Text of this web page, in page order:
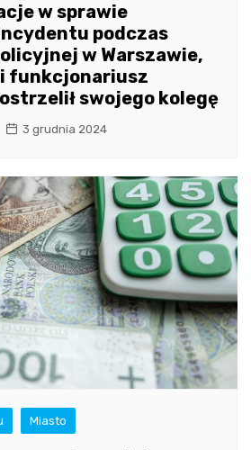
w sprawie
podczas
w Warszawie,
funkcjonariusz
swojego kolegę
3 grudnia 2024
Miasto